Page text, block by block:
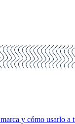
y cómo usarlo a